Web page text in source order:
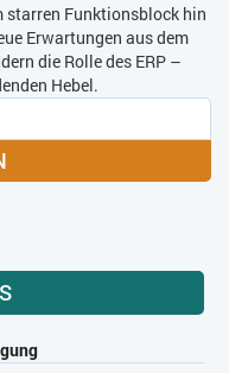
starren Funktionsblock hin
Erwartungen aus dem
die Rolle des ERP –
Hebel.